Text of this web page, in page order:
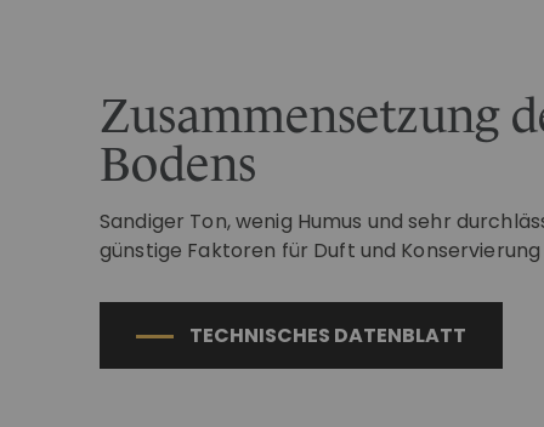
Zusammensetzung
Bodens
Sandiger Ton, wenig Humus und sehr
günstige Faktoren für Duft und Konservierung
TECHNISCHES DATENBLATT